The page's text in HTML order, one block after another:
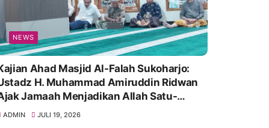
NEWS
Ahad Masjid Al-Falah Sukoharjo:
H. Muhammad Amiruddin Ridwan
Jamaah Menjadikan Allah Satu-
Tempat Bergantung
ADMIN JULI 19, 2026